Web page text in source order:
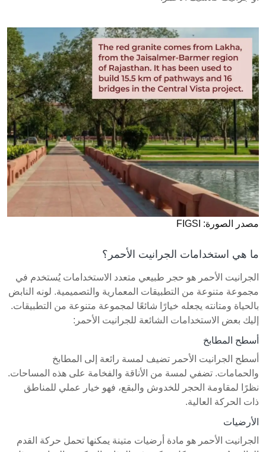
مصدر الصورة: FIGSI
ما هي استخدامات الجرانيت الأحمر؟
الجرانيت الأحمر هو حجر طبيعي متعدد الاستخدامات يُستخدم في
مجموعة متنوعة من التطبيقات المعمارية والتصميمية. لونه النابض
بالحياة ومتانته يجعله خيارًا شائعًا لمجموعة متنوعة من التطبيقات.
إليك بعض الاستخدامات الشائعة للجرانيت الأحمر:
أسطح المطابخ
أسطح الجرانيت الأحمر تضيف لمسة رائعة إلى المطابخ
والحمامات. تضفي لمسة من الأناقة والفخامة على هذه المساحات.
نظرًا لمقاومة الحجر للخدوش والبقع، فهو خيار عملي للمناطق
ذات الحركة العالية.
الأرضيات
الجرانيت الأحمر هو مادة أرضيات متينة يمكنها تحمل حركة القدم